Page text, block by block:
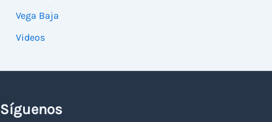
Vega Baja
Videos
Síguenos